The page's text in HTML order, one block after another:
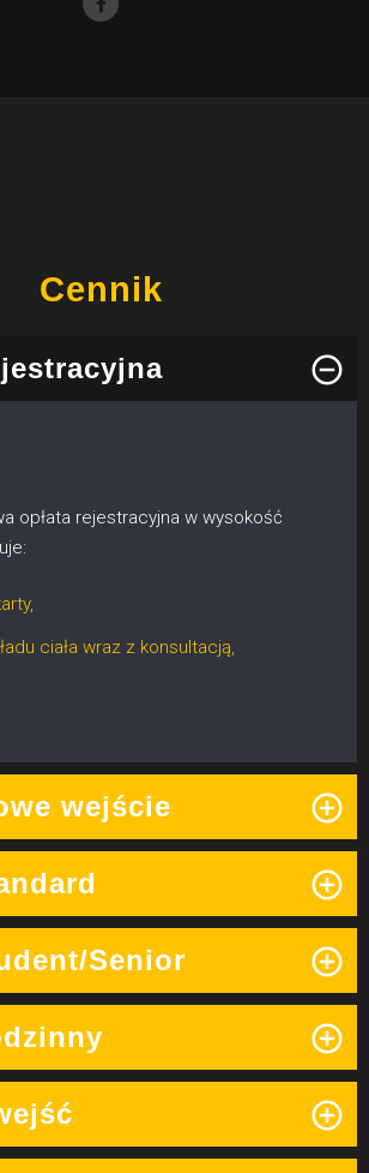
Cennik
opłata rejestracyjna w wysokość
ciała wraz z konsultacją,
wejście
Senior